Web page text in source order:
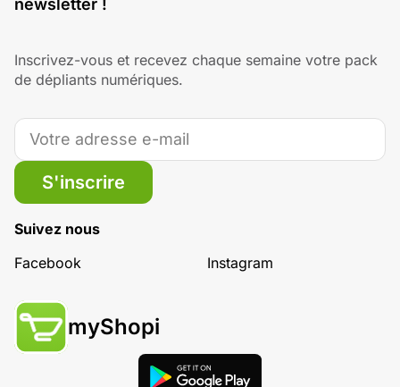
newsletter !
Inscrivez-vous et recevez chaque semaine votre pack
de dépliants numériques.
S'inscrire
Suivez nous
Facebook
Instagram
myShopi